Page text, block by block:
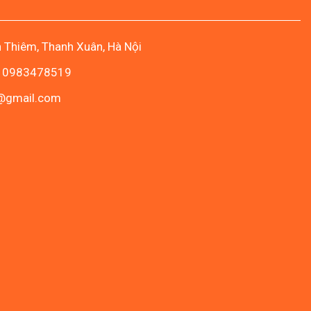
Thanh Xuân, Hà Nội